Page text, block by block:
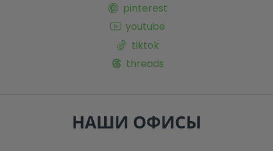
pinterest
youtube
tiktok
threads
НАШИ ОФИСЫ